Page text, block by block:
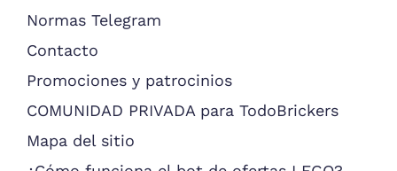
Normas Telegram
Contacto
Promociones y patrocinios
COMUNIDAD PRIVADA para TodoBrickers
Mapa del sitio